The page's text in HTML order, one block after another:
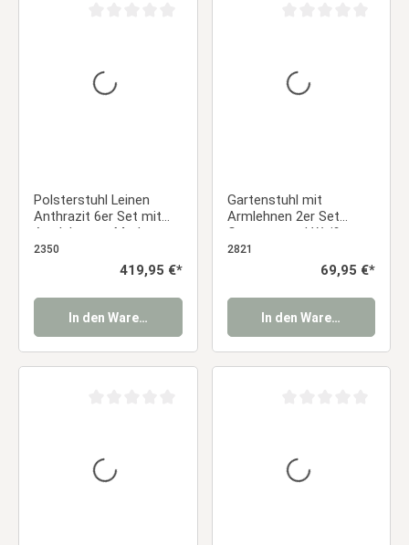
Polsterstuhl Leinen
Anthrazit 6er Set mit
Armlehnen – Moderne
Esszimmerstühle
2350
Regulärer Preis:
419,95 €*
In den Warenkorb
Gartenstuhl mit
Armlehnen 2er Set
Gartensessel Weiß
Stühle Balkonstühle
Küchenstühle Outdoor-
Stuhl Terrassenstühle
Essstuhl
2821
Regulärer Preis:
69,95 €*
In den Warenkorb